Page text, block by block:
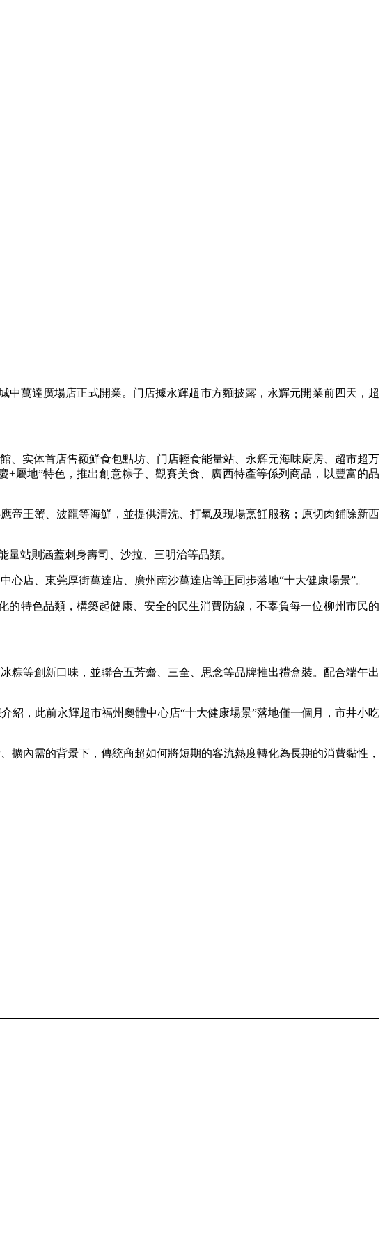
萬達廣場店正式開業。门店據永輝超市方麵披露，永辉元開業前四天，超
、实体首店售额鮮食包點坊、门店輕食能量站、永辉元海味廚房、超市超万
屬地”特色，推出創意粽子、觀賽美食、廣西特產等係列商品，以豐富的品
王蟹、波龍等海鮮，並提供清洗、打氧及現場烹飪服務；原切肉鋪除新西
站則涵蓋刺身壽司、沙拉、三明治等品類。
店、東莞厚街萬達店、廣州南沙萬達店等正同步落地“十大健康場景”。
特色品類，構築起健康、安全的民生消費防線，不辜負每一位柳州市民的
等創新口味，並聯合五芳齋、三全、思念等品牌推出禮盒裝。配合端午出
，此前永輝超市福州奧體中心店“十大健康場景”落地僅一個月，市井小吃
內需的背景下，傳統商超如何將短期的客流熱度轉化為長期的消費黏性，